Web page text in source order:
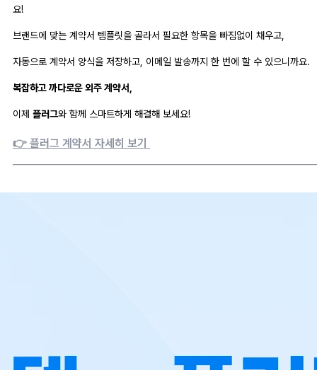
요!
브랜드에 맞는 계약서 템플릿을 골라서 필요한 항목을 빠짐없이 채우고,
자동으로 계약서 양식을 저장하고, 이메일 발송까지 한 번에 할 수 있으니까요.
복잡하고 까다로운 외주 계약서,
이제 플러그와 함께 스마트하게 해결해 보세요!
👉 플러그 계약서 자세히 보기